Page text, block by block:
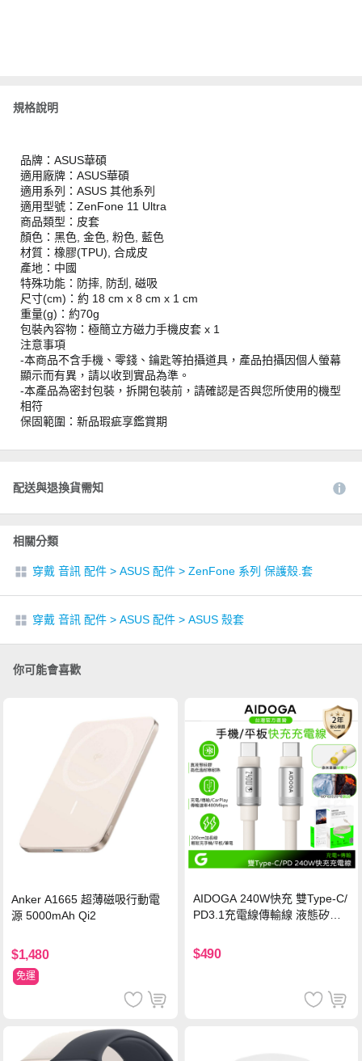
規格說明
品牌：ASUS華碩
適用廠牌：ASUS華碩
適用系列：ASUS 其他系列
適用型號：ZenFone 11 Ultra
商品類型：皮套
顏色：黑色, 金色, 粉色, 藍色
材質：橡膠(TPU), 合成皮
產地：中國
特殊功能：防摔, 防刮, 磁吸
尺寸(cm)：約 18 cm x 8 cm x 1 cm
重量(g)：約70g
包裝內容物：極簡立方磁力手機皮套 x 1
注意事項
-本商品不含手機、零錢、鑰匙等拍攝道具，產品拍攝因個人螢幕
顯示而有異，請以收到實品為準。
-本產品為密封包裝，拆開包裝前，請確認是否與您所使用的機型
相符
保固範圍：新品瑕疵享鑑賞期
配送與退換貨需知
相關分類
穿戴 音訊 配件 > ASUS 配件 > ZenFone 系列 保護殼.套
穿戴 音訊 配件 > ASUS 配件 > ASUS 殼套
你可能會喜歡
Anker A1665 超薄磁吸行動電
源 5000mAh Qi2
$1,480
免運
AIDOGA 240W快充 雙Type-C/
PD3.1充電線傳輸線 液態矽膠
機/平板/筆電
$490